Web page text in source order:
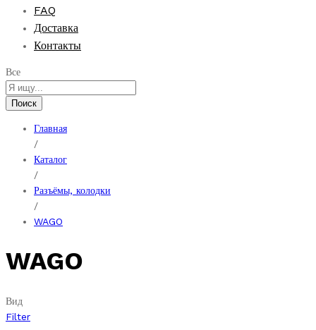
FAQ
Доставка
Контакты
Все
Поиск
Главная
/
Каталог
/
Разъёмы, колодки
/
WAGO
WAGO
Вид
Filter